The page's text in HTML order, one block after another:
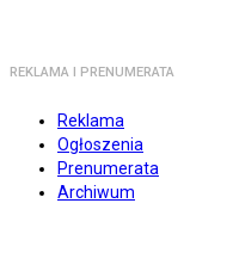
REKLAMA I PRENUMERATA
Reklama
Ogłoszenia
Prenumerata
Archiwum